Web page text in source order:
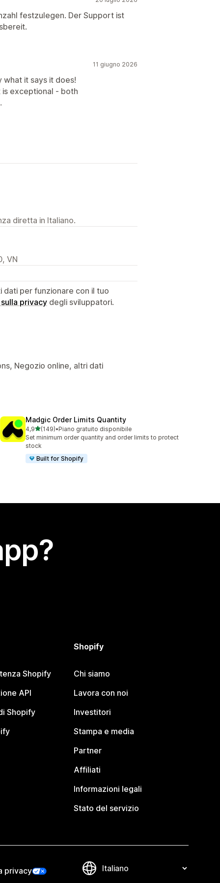
festzulegen. Der Support ist
11 giugno 2026
it says it does!
is exceptional - both
diretta in Italiano.
VN
per funzionare con il tuo
privacy degli sviluppatori.
Negozio online, altri dati
Madgic Order Limits Quantity
4,9stelle su 5
(149)
149 recensioni totali
•Piano gratuito disponibile
Set minimum order quantity and order limits to protect
stock
Built for Shopify
Shopify
API
Shopify
Shopify
Chi siamo
Lavora con noi
Investitori
Stampa e media
Partner
Affiliati
Informazioni legali
Stato del servizio
privacy